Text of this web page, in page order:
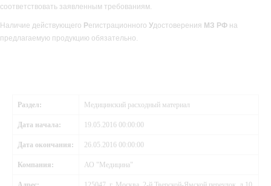
соответствовать заявленным требованиям.
Наличие действующего Регистрационного Удостоверения МЗ РФ на
предлагаемую продукцию обязательно.
Раздел: Медицинский расходный материал
Дата начала: 19.05.2016 00:00:00
Дата окончания: 26.05.2016 00:00:00
Компания: АО "Медицина"